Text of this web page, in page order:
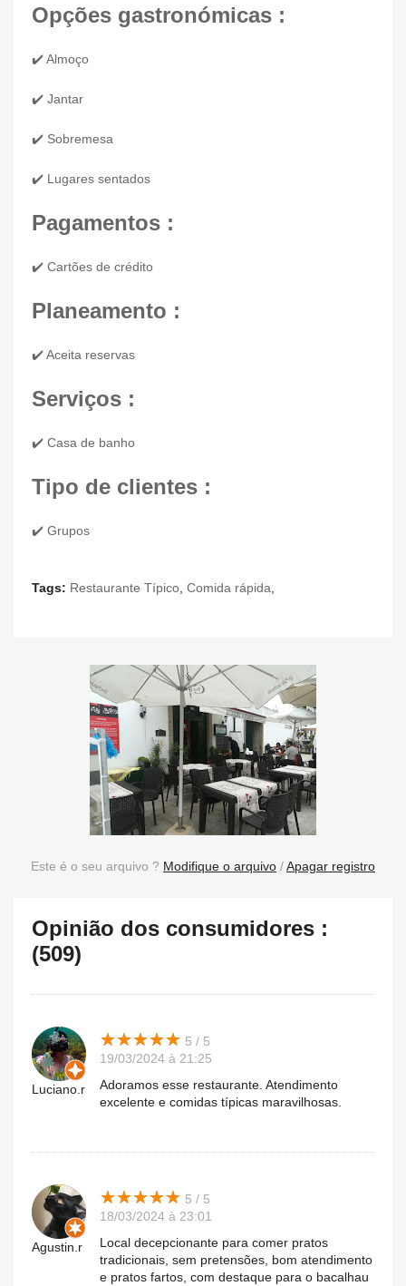
Opções gastronómicas :
✔️ Almoço
✔️ Jantar
✔️ Sobremesa
✔️ Lugares sentados
Pagamentos :
✔️ Cartões de crédito
Planeamento :
✔️ Aceita reservas
Serviços :
✔️ Casa de banho
Tipo de clientes :
✔️ Grupos
Tags: Restaurante Típico Comida rápida
Este é o seu arquivo ? Modifique o arquivo /Apagar registro
Opinião dos consumidores :
(509)
Luciano.r
★★★★★
★★★★★ 5 / 5
19/03/2024 à 21:25
Adoramos esse restaurante. Atendimento
excelente e comidas típicas maravilhosas.
Agustin.r
★★★★★
★★★★★ 5 / 5
18/03/2024 à 23:01
Local decepcionante para comer pratos
tradicionais, sem pretensões, bom atendimento
e pratos fartos, com destaque para o bacalhau